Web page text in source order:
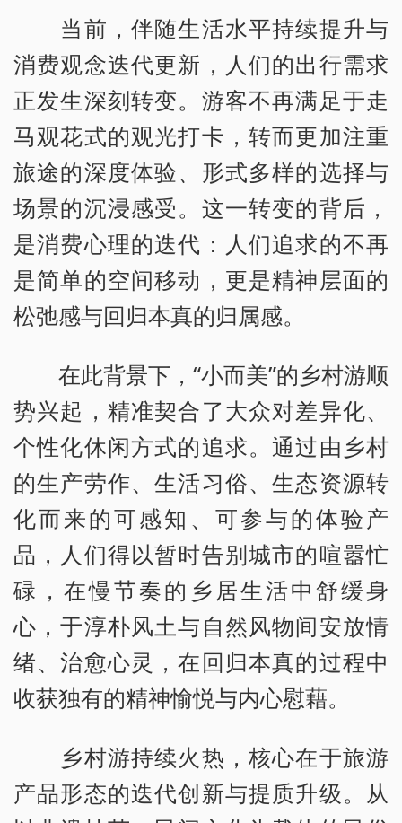
当前，伴随生活水平持续提升与
消费观念迭代更新，人们的出行需求
正发生深刻转变。游客不再满足于走
马观花式的观光打卡，转而更加注重
旅途的深度体验、形式多样的选择与
场景的沉浸感受。这一转变的背后，
是消费心理的迭代：人们追求的不再
是简单的空间移动，更是精神层面的
松弛感与回归本真的归属感。
在此背景下，“小而美”的乡村游顺
势兴起，精准契合了大众对差异化、
个性化休闲方式的追求。通过由乡村
的生产劳作、生活习俗、生态资源转
化而来的可感知、可参与的体验产
品，人们得以暂时告别城市的喧嚣忙
碌，在慢节奏的乡居生活中舒缓身
心，于淳朴风土与自然风物间安放情
绪、治愈心灵，在回归本真的过程中
收获独有的精神愉悦与内心慰藉。
乡村游持续火热，核心在于旅游
产品形态的迭代创新与提质升级。从